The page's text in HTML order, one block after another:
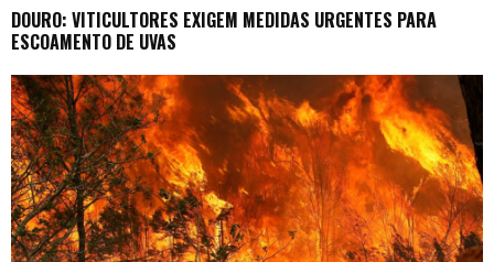
DOURO: VITICULTORES EXIGEM MEDIDAS URGENTES PARA
ESCOAMENTO DE UVAS